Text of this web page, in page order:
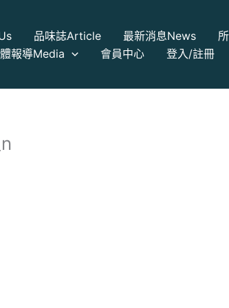
品味誌Article 最新消息News
報導Media 會員中心 登入/註冊